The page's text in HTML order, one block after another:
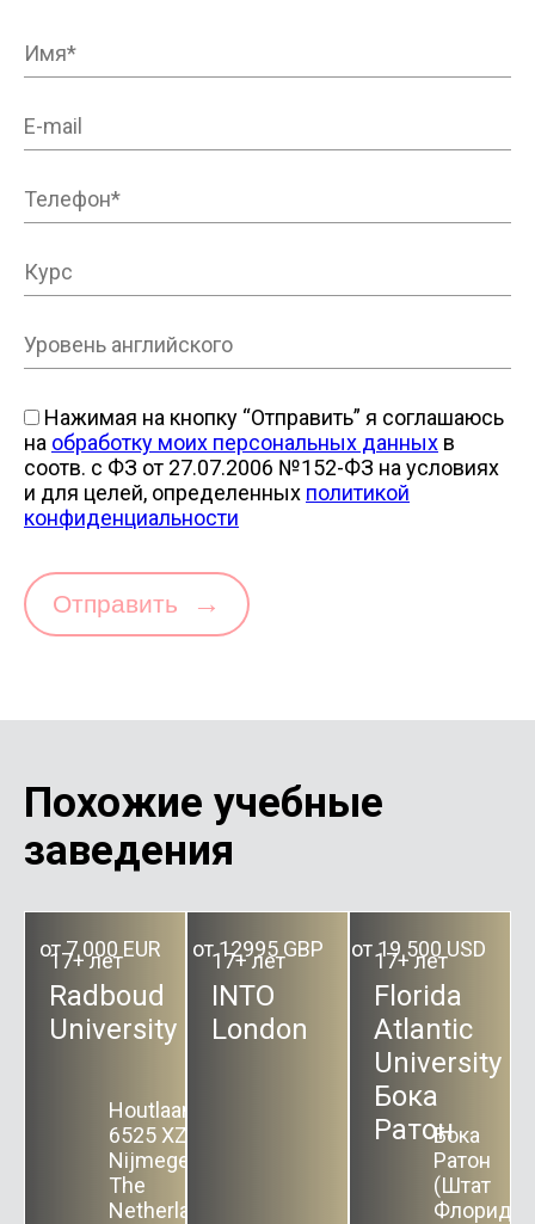
Нажимая на кнопку “Отправить” я соглашаюсь
на обработку моих персональных данных в
соотв. с ФЗ от 27.07.2006 №152-ФЗ на условиях
и для целей, определенных политикой
конфиденциальности
Отправить →
Похожие учебные
заведения
17+ лет
Radboud
University
от 7 000 EUR
Houtlaan 4
6525 XZ
Nijmegen
The
Netherlands
17+ лет
INTO
London
от 12995 GBP 17+ лет
Florida
Atlantic
University
Бока
Ратон
от 19 500 USD
Бока
Ратон
(Штат
Флорида)